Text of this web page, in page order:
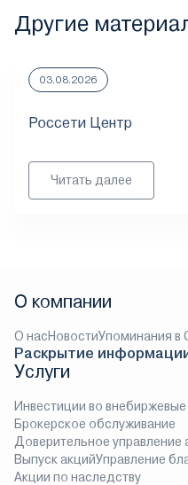
Другие
03.08.2026
Россети Центр
Читать далее
О компании
О насНовостиУпоминания в
Раскрытие
Услуги
Инвестиции во внебиржевые
Брокерское обслуживание
Доверительное управление
Выпуск акцийУправление
Акции по наследству